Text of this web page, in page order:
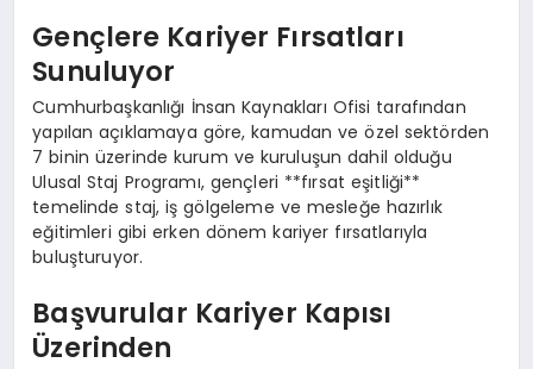
Gençlere Kariyer Fırsatları
Sunuluyor
Cumhurbaşkanlığı İnsan Kaynakları Ofisi tarafından
yapılan açıklamaya göre, kamudan ve özel sektörden
7 binin üzerinde kurum ve kuruluşun dahil olduğu
Ulusal Staj Programı, gençleri **fırsat eşitliği**
temelinde staj, iş gölgeleme ve mesleğe hazırlık
eğitimleri gibi erken dönem kariyer fırsatlarıyla
buluşturuyor.
Başvurular Kariyer Kapısı
Üzerinden